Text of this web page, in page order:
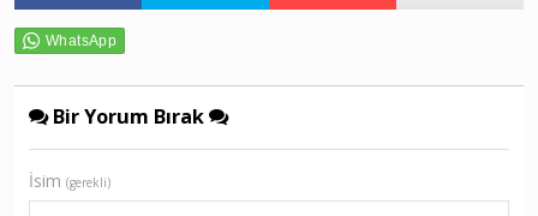
Bir Yorum Bırak
İsim (gerekli)